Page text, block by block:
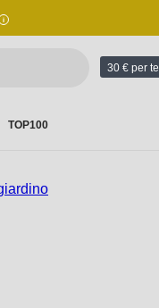
30 € per te
TOP100